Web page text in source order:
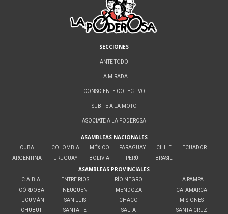
SECCIONES
ANTE TODO
LA MIRADA
CONSCIENTE COLECTIVO
SUBITE A LA MOTO
ASOCIATE A LA PODEROSA
ASAMBLEAS NACIONALES
CUBA
ARGENTINA
COLOMBIA
URUGUAY
MÉXICO
BOLIVIA
PARAGUAY
PERÚ
CHILE
BRASIL
ECUADOR
ASAMBLEAS PROVINCIALES
C.A.B.A.
CÓRDOBA
TUCUMÁN
CHUBUT
ENTRE RIOS
NEUQUÉN
SAN LUIS
SANTA FE
RÍO NEGRO
MENDOZA
CHACO
SALTA
LA PAMPA
CATAMARCA
MISIONES
SANTA CRUZ